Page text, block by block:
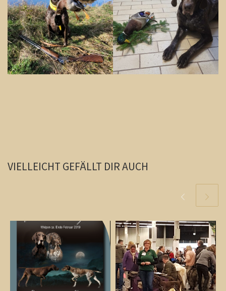
VIELLEICHT GEFÄLLT DIR AUCH